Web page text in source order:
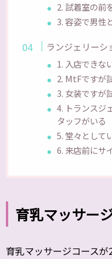
2. 試着室の前
3. 容姿で男性
ランジェリーシ
1. 入店できな
2. MtFですが
3. 女装ですが
4. トランスジ
タッフがいる
5. 堂々として
6. 来店前にサ
育乳マッサー
育乳マッサージコース